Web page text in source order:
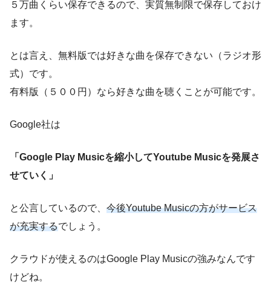
５万曲くらい保存できるので、実質無制限で保存しておけ
ます。
とは言え、無料版では好きな曲を保存できない（ラジオ形
式）です。
有料版（５００円）なら好きな曲を聴くことが可能です。
Google社は
「Google Play Musicを縮小してYoutube Musicを発展さ
せていく」
と公言しているので、 今後Youtube Musicの方がサービス
が充実するでしょう。
クラウドが使えるのはGoogle Play Musicの強みなんです
けどね。